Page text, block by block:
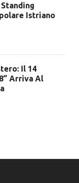
Istriano
Il 14
Arriva Al